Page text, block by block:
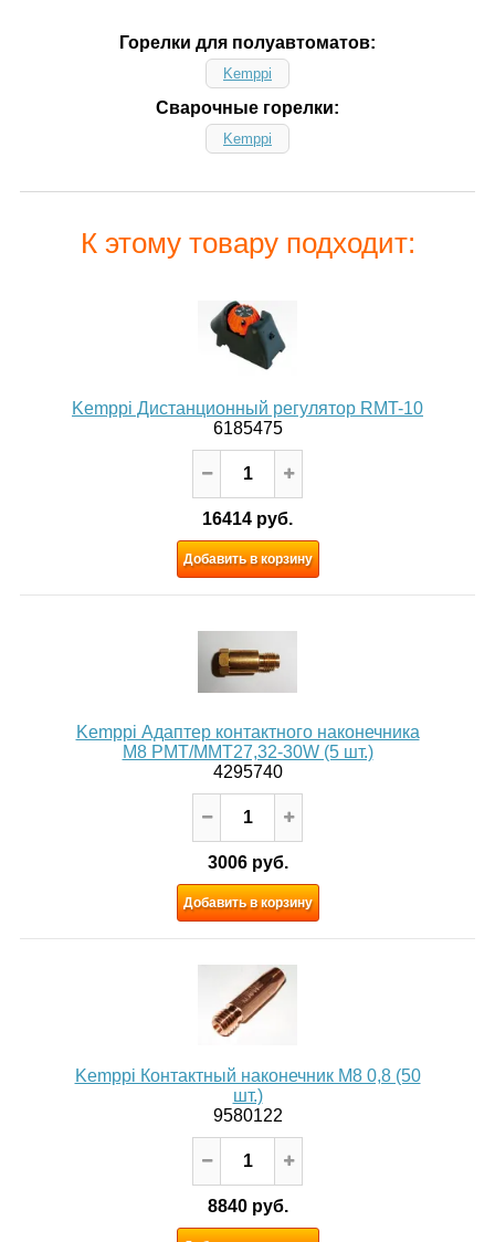
Горелки для полуавтоматов:
Kemppi
Сварочные горелки:
Kemppi
К этому товару подходит:
Kemppi Дистанционный регулятор RMT-10
6185475
16414 руб.
Добавить в корзину
Kemppi Адаптер контактного наконечника
М8 РМТ/ММТ27,32-30W (5 шт.)
4295740
3006 руб.
Добавить в корзину
Kemppi Контактный наконечник М8 0,8 (50
шт.)
9580122
8840 руб.